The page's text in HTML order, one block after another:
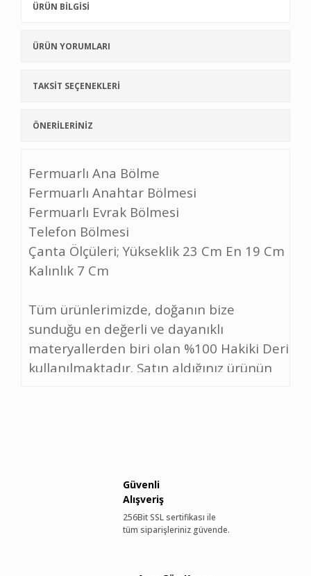
ÜRÜN BİLGİSİ
ÜRÜN YORUMLARI
TAKSİT SEÇENEKLERİ
ÖNERİLERİNİZ
Fermuarlı Ana Bölme
Fermuarlı Anahtar Bölmesi
Fermuarlı Evrak Bölmesi
Telefon Bölmesi
Çanta Ölçüleri; Yükseklik 23 Cm En 19 Cm
Kalınlık 7 Cm
Tüm ürünlerimizde, doğanın bize
sunduğu en değerli ve dayanıklı
materyallerden biri olan %100 Hakiki Deri
kullanılmaktadır. Satın aldığınız ürünün
derinin kendine has bir dokusu, deseni ve
küçük izleri vardır. Ürününüzün
yüzeyindeki bu doğal farklılıklar, onun
Güvenli
Alışveriş
256Bit SSL sertifikası ile
tüm siparişleriniz güvende.